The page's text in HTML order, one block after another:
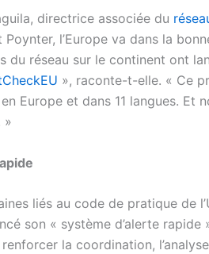
directrice associée du
Poynter, l’Europe va dans la
du réseau sur le continent ont
», raconte-t-elle. « Ce
Europe et dans 11 langues. Et
»
liés au code de pratique de
son « système d’alerte
la coordination,